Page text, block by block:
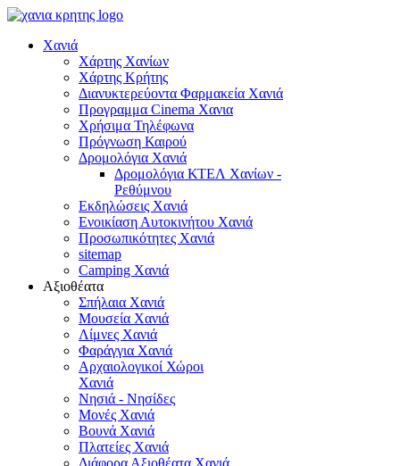
Χανιά
Χάρτης Χανίων
Χάρτης Κρήτης
Διανυκτερεύοντα Φαρμακεία Χανιά
Προγραμμα Cinema Χανια
Χρήσιμα Τηλέφωνα
Πρόγνωση Καιρού
Δρομολόγια Χανιά
Δρομολόγια ΚΤΕΛ Χανίων -
Ρεθύμνου
Εκδηλώσεις Χανιά
Ενοικίαση Αυτοκινήτου Χανιά
Προσωπικότητες Χανιά
sitemap
Camping Χανιά
Αξιοθέατα
Σπήλαια Χανιά
Μουσεία Χανιά
Λίμνες Χανιά
Φαράγγια Χανιά
Αρχαιολογικοί Χώροι
Χανιά
Νησιά - Νησίδες
Μονές Χανιά
Βουνά Χανιά
Πλατείες Χανιά
Διάφορα Αξιοθέατα Χανιά